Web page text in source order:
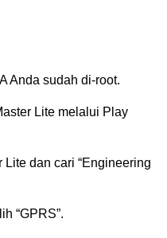
Anda sudah di-root.
Lite melalui Play
dan cari “Engineering
“GPRS”.